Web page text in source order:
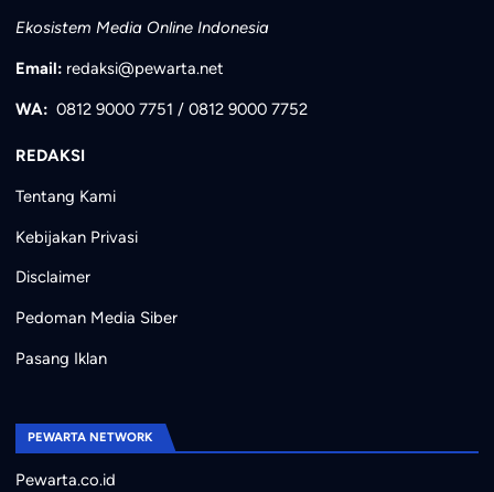
Ekosistem Media Online Indonesia
Email: redaksi@pewarta.net
WA: 0812 9000 7751 / 0812 9000 7752
REDAKSI
Tentang Kami
Kebijakan Privasi
Disclaimer
Pedoman Media Siber
Pasang Iklan
PEWARTA NETWORK
Pewarta.co.id